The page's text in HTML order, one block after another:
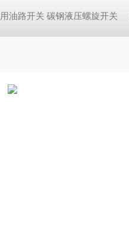
油路开关 碳钢液压螺旋开关